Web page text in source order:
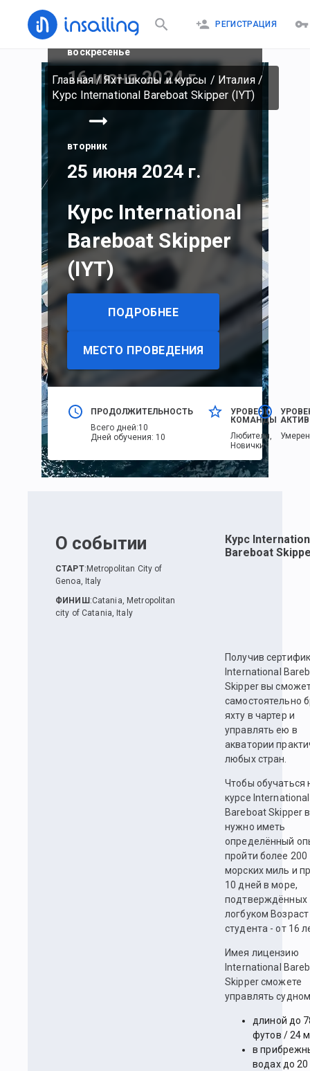
РЕГИСТРАЦИЯ
Главная/Яхт школы и курсы / Италия/
Курс International Bareboat Skipper (IYT)
воскресенье
16 июня 2024 г.
вторник
25 июня 2024 г.
Курс International
Bareboat Skipper
(IYT)
ПОДРОБНЕЕ
МЕСТО ПРОВЕДЕНИЯ
ПРОДОЛЖИТЕЛЬНОСТЬ
Всего дней:10
Дней обучения: 10
УРОВЕНЬ
КОМАНДЫ
Любители,
Новички
О событии
СТАРТ: Metropolitan City of
Genoa, Italy
ФИНИШ :Catania, Metropolitan
city of Catania, Italy
Курс
Bareboat
Получив
International
Skipper вы
самостоятельно
яхту в чартер и
управлять ею в
акватории
любых стран.
Чтобы обучаться
курсе International
Bareboat Skipper
нужно иметь
определённый
пройти более 200
морских миль и
10 дней в море,
подтверждённых
логбуком Возраст
студента - от 16
Имея лицензию
International
Skipper сможете
управлять
длиной до
футов / 24
в
водах до